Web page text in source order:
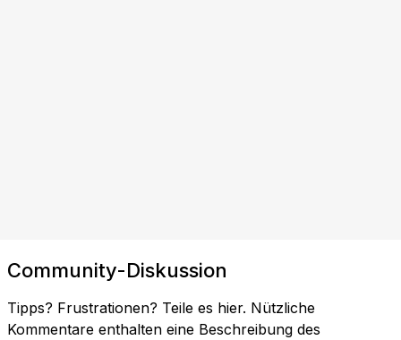
Community-Diskussion
Tipps? Frustrationen? Teile es hier. Nützliche
Kommentare enthalten eine Beschreibung des